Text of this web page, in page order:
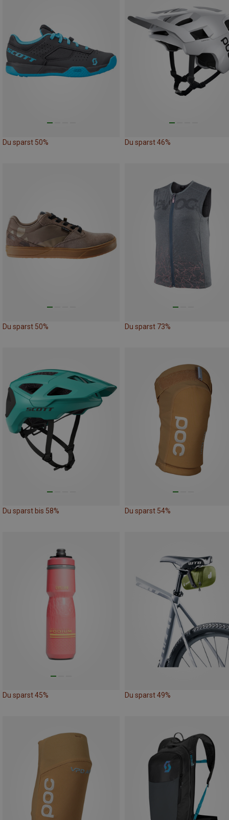
Du sparst 50% Du sparst 46%
Du sparst 50% Du sparst 73%
Du sparst bis 58% Du sparst 54%
Du sparst 45% Du sparst 49%